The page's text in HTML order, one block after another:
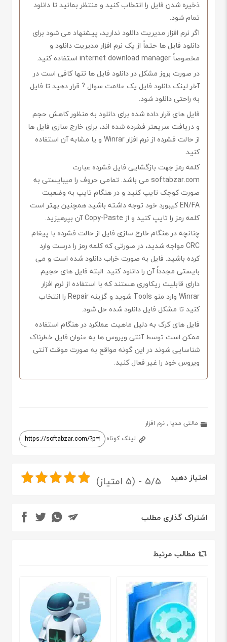
ذخیره شدن فایل را انتخاب کنید و منتظر بمانید تا دانلود
تمام شود.
اگر نرم افزار مدیریت دانلود ندارید، پیشنهاد می شود برای
دانلود فایل ها حتماً از یک نرم افزار مدیریت دانلود و
مخصوصاً internet download manager استفاده کنید.
در صورت بروز مشکل در دانلود فایل ها تنها کافی است در
آخر لینک دانلود فایل یک علامت سوال ? قرار دهید تا فایل
به راحتی دانلود شود.
فایل های قرار داده شده برای دانلود به منظور کاهش حجم
و دریافت سریعتر فشرده شده اند، برای خارج سازی فایل ها
از حالت فشرده از نرم افزار Winrar و یا مشابه آن استفاده
کنید.
کلمه رمز جهت بازگشایی فایل فشرده عبارت
softabzar.com می باشد. تمامی حروف را میبایستی به
صورت کوچک تایپ کنید و در هنگام تایپ به وضعیت
EN/FA کیبورد خود توجه داشته باشید همچنین بهتر است
کلمه رمز را تایپ کنید و از Copy-Paste آن بپرهیزید.
چنانچه در هنگام خارج سازی فایل از حالت فشرده با پیغام
CRC مواجه شدید، در صورتی که کلمه رمز را درست وارد
کرده باشید. فایل به صورت خراب دانلود شده است و می
بایستی مجدداً آن را دانلود کنید. البته فایل های حجیم
دارای قابلیت ریکاوری هستند که با استفاده از نرم افزار
Winrar وارد منو Tools شوید و گزینه Repair را انتخاب
کنید تا مشکل فایل دانلود شده حل شود.
فایل های کرک به دلیل ماهیت عملکرد در هنگام استفاده
ممکن است توسط آنتی ویروس ها به عنوان فایل خطرناک
شناسایی شوند در این گونه مواقع به صورت موقت آنتی
ویروس خود را غیر فعال کنید.
مالتی مدیا ,نرم افزار
لینک کوتاه
امتیاز دهید 5/5 - (5 امتیاز)
اشتراک گذاری مطلب
مطالب مرتبط